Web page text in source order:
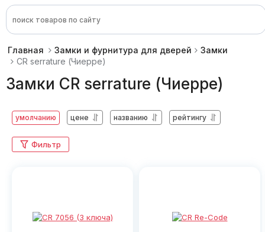
Главная Замки и фурнитура для дверей
Замки
CR serrature (Чиерре)
Замки CR serrature (Чиерре)
умолчанию цене названию рейтингу
Фильтр